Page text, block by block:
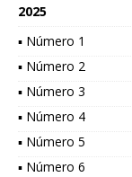
2025
▪ Número 1
▪ Número 2
▪ Número 3
▪ Número 4
▪ Número 5
▪ Número 6